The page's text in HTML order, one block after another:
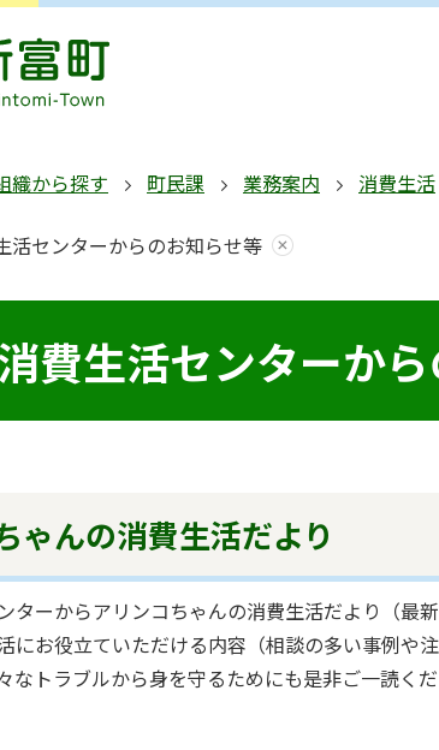
織から探す 町民課 業務案内 消費生活
活センターからのお知らせ等
費生活センターか
ゃんの消費生活だより
ターからアリンコちゃんの消費生活だより（最
にお役立ていただける内容（相談の多い事例や
なトラブルから身を守るためにも是非ご一読くだ